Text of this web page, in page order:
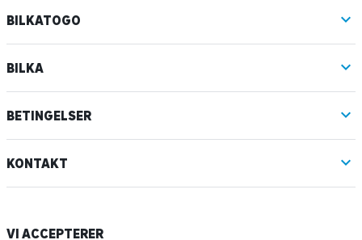
BILKATOGO
BILKA
BETINGELSER
KONTAKT
VI ACCEPTERER